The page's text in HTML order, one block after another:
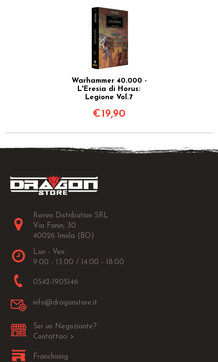
Warhammer 40.000 -
L'Eresia di Horus:
Legione Vol.7
€ 19,90
Raven Distribution SRL
Via Fanin, 30
40026 Imola (BO)
Lun - Ven:
9.00 - 13.00 / 14.00 - 18.00
0542-1905146
info@dragonstore.it
Sei un Negoziante?
Contattaci >
Franchising